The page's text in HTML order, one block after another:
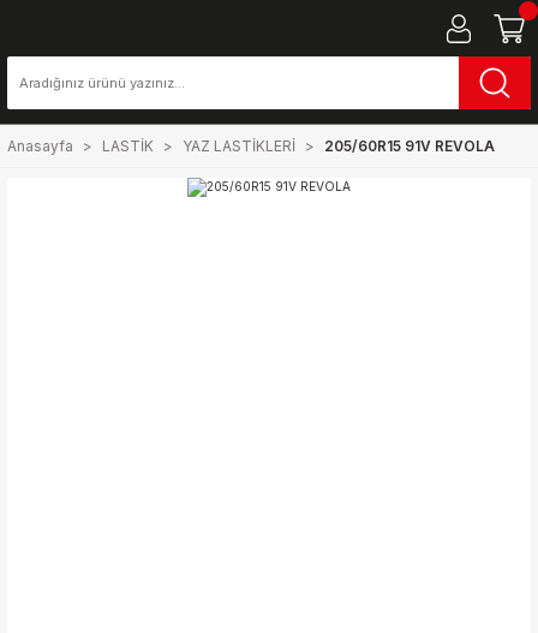
Anasayfa LASTİK YAZ LASTİKLERİ 205/60R15 91V REVOLA